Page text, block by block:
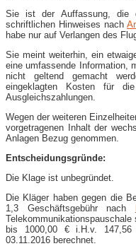
Sie ist der Auffassung, die
schriftlichen Hinweises nach
habe nur auf Verlangen des
Sie meint weiterhin, ein
eine umfassende Information,
nicht geltend gemacht
eingeklagten Kosten für die
Ausgleichszahlungen.
Wegen der weiteren
vorgetragenen Inhalt der
Anlagen Bezug genommen.
Entscheidungsgründe:
Die Klage ist unbegründet.
Die Kläger haben gegen die
1,3 Geschäftsgebühr nach
bis 1000,00 € i.H.v. 147,56
03.11.2016 berechnet.